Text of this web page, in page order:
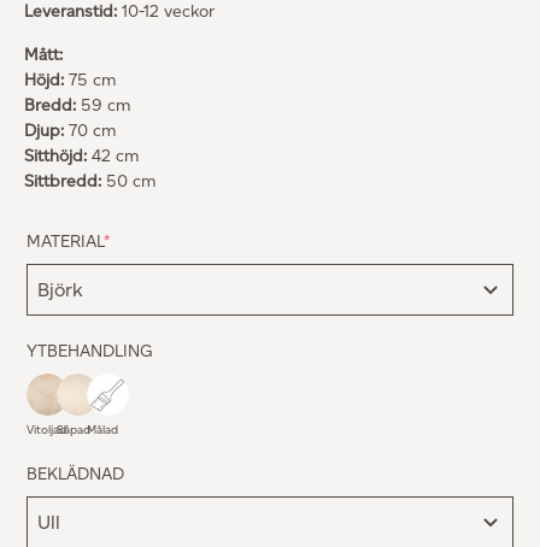
Leveranstid: 10-12 veckor
Mått:
Höjd: 75 cm
Bredd: 59 cm
Djup: 70 cm
Sitthöjd: 42 cm
Sittbredd: 50 cm
MATERIAL*
YTBEHANDLING
VitoljadSåpadMålad
BEKLÄDNAD